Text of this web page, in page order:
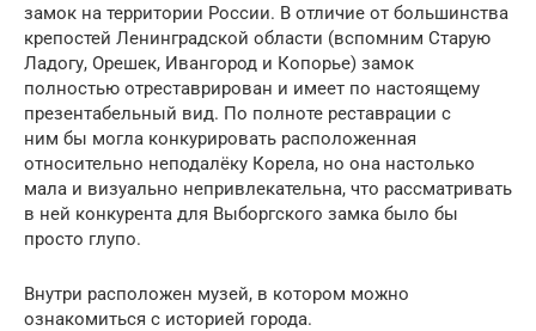
замок на территории России. В отличие от большинства
крепостей Ленинградской области (вспомним Старую
Ладогу, Орешек, Ивангород и Копорье) замок
полностью отреставрирован и имеет по настоящему
презентабельный вид. По полноте реставрации с
ним бы могла конкурировать расположенная
относительно неподалёку Корела, но она настолько
мала и визуально непривлекательна, что рассматривать
в ней конкурента для Выборгского замка было бы
просто глупо.
Внутри расположен музей, в котором можно
ознакомиться с историей города.